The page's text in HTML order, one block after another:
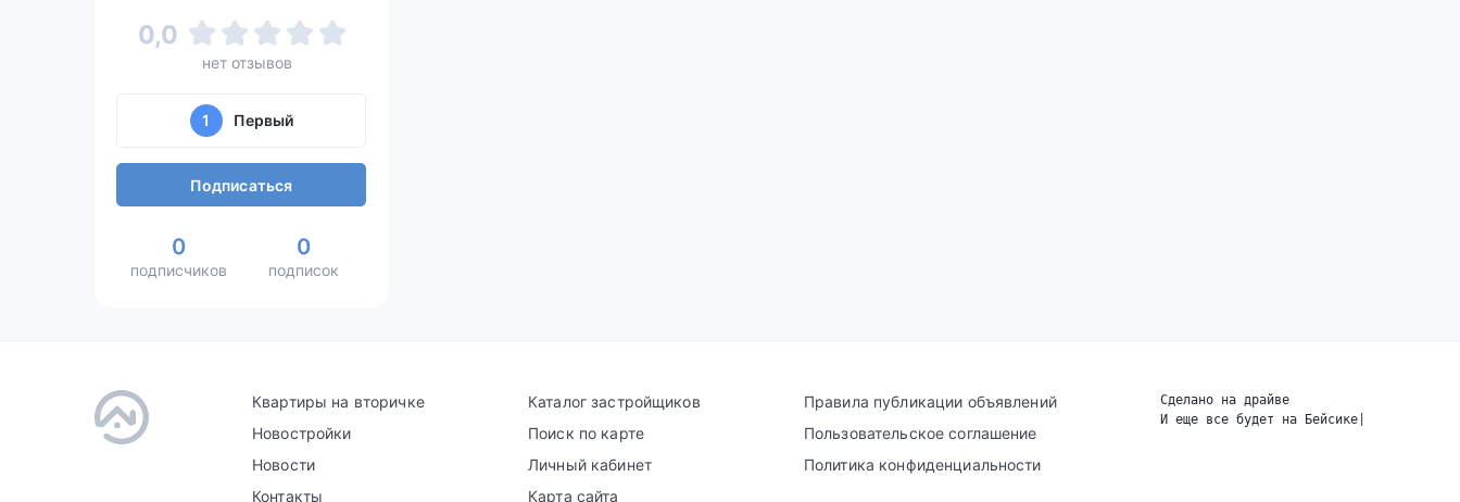
0,0
нет отзывов
1 Первый
Подписаться
0
подписчиков
0
подписок
Квартиры на вторичке
Новостройки
Новости
Контакты
Каталог застройщиков
Поиск по карте
Личный кабинет
Карта сайта
Правила публикации объявлений
Пользовательское соглашение
Политика конфиденциальности
Сделано на драйве
И еще все будет на Бейсике